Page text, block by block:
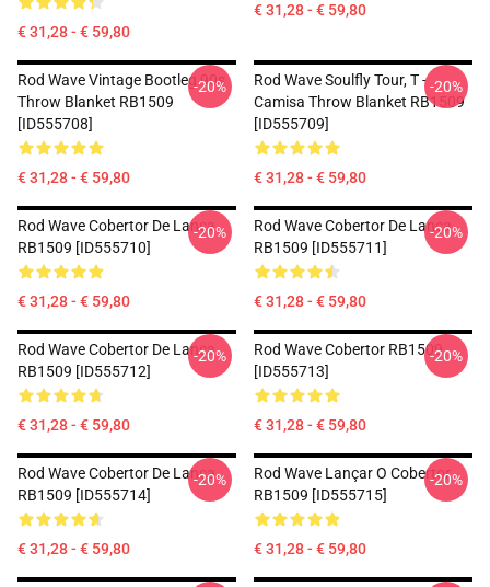
€ 31,28 - € 59,80
€ 31,28 - € 59,80
Rod Wave Vintage Bootleg 90s
Throw Blanket RB1509
[ID555708]
€ 31,28 - € 59,80
-20%
Rod Wave Soulfly Tour, T -
Camisa Throw Blanket RB1509
[ID555709]
€ 31,28 - € 59,80
-20%
Rod Wave Cobertor De Lança
RB1509 [ID555710]
€ 31,28 - € 59,80
-20%
Rod Wave Cobertor De Lança
RB1509 [ID555711]
€ 31,28 - € 59,80
-20%
Rod Wave Cobertor De Lança
RB1509 [ID555712]
€ 31,28 - € 59,80
-20%
Rod Wave Cobertor RB1509
[ID555713]
€ 31,28 - € 59,80
-20%
Rod Wave Cobertor De Lança
RB1509 [ID555714]
€ 31,28 - € 59,80
-20%
Rod Wave Lançar O Cobertor
RB1509 [ID555715]
€ 31,28 - € 59,80
-20%